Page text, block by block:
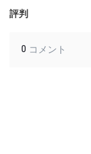
評判
0 コメント